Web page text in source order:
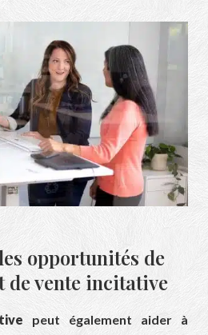
opportunités de
de vente incitative
peut également aider à